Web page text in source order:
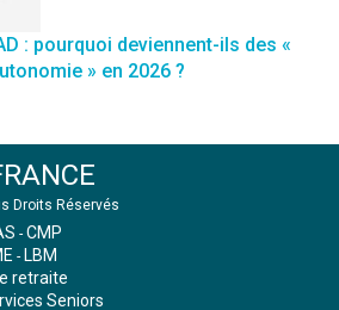
: pourquoi deviennent-ils des «
» en 2026 ?
Droits Réservés
- CMP
- LBM
retraite
Seniors